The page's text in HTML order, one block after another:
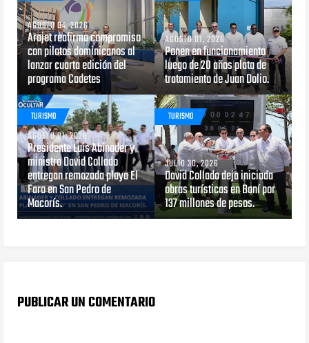
AGOSTO 04, 2026
Arajet reafirma compromiso
con pilotos dominicanos al
lanzar cuarta edición del
programa Cadetes
AGOSTO 01, 2026
Ponen en funcionamiento
luego de 20 años plata de
tratamiento de Juan Dolio.
TURISMO
AGOSTO 01, 2026
Presidente Luis Abinader y
ministro David Collado
entregan remozada playa El
Faro en San Pedro de
Macorís.
TURISMO
JULIO 30, 2026
David Collado deja iniciada
obras turísticas en Baní por
137 millones de pesos.
PUBLICAR UN COMENTARIO